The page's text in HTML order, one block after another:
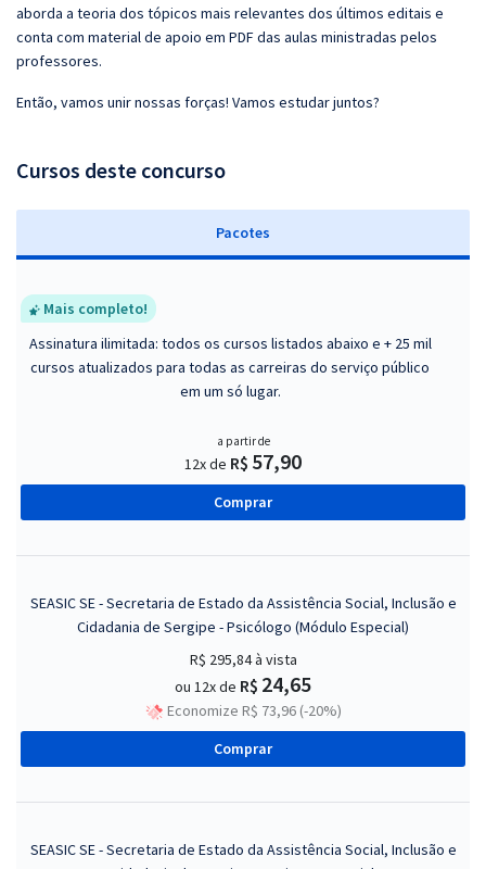
aborda a teoria dos tópicos mais relevantes dos últimos editais e
conta com material de apoio em PDF das aulas ministradas pelos
professores.
Então, vamos unir nossas forças! Vamos estudar juntos?
Cursos deste concurso
Pacotes
Mais completo!
Assinatura ilimitada: todos os cursos listados abaixo e + 25 mil
cursos atualizados para todas as carreiras do serviço público
em um só lugar.
a partir de
12x de R$ 57,90
Comprar
SEASIC SE - Secretaria de Estado da Assistência Social, Inclusão e
Cidadania de Sergipe - Psicólogo (Módulo Especial)
R$ 295,84à vista
ou 12x de R$ 24,65
Economize R$ 73,96 (-20%)
Comprar
SEASIC SE - Secretaria de Estado da Assistência Social, Inclusão e